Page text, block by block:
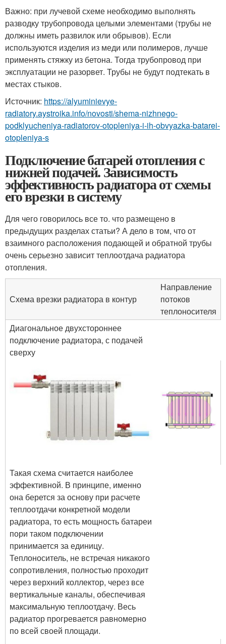
Важно: при лучевой схеме необходимо выполнять
разводку трубопровода целыми элементами (трубы не
должны иметь развилок или обрывов). Если
используются изделия из меди или полимеров, лучше
применять стяжку из бетона. Тогда трубопровод при
эксплуатации не разорвет. Трубы не будут подтекать в
местах стыков.
Источник: https://alyuminievye-
radiatory.aystroika.info/novosti/shema-nizhnego-
podklyucheniya-radiatorov-otopleniya-i-ih-obvyazka-batarei-
otopleniya-s
Подключение батарей отопления с
нижней подачей. Зависимость
эффективность радиатора от схемы
его врезки в систему
Для чего говорилось все то. что размещено в
предыдущих разделах статьи? А дело в том, что от
взаимного расположения подающей и обратной трубы
очень серьезно зависит теплоотдача радиатора
отопления.
Схема врезки радиатора в контур
Направление
потоков
теплоносителя
Диагональное двухстороннее
подключение радиатора, с подачей
сверху
Такая схема считается наиболее
эффективной. В принципе, именно
она берется за основу при расчете
теплоотдачи конкретной модели
радиатора, то есть мощность батареи
пори таком подключении
принимается за единицу.
Теплоноситель, не встречая никакого
сопротивления, полностью проходит
через верхний коллектор, через все
вертикальные каналы, обеспечивая
максимальную теплоотдачу. Весь
радиатор прогревается равномерно
по всей своей площади.